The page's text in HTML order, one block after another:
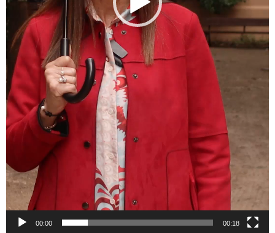
00:00 00:18